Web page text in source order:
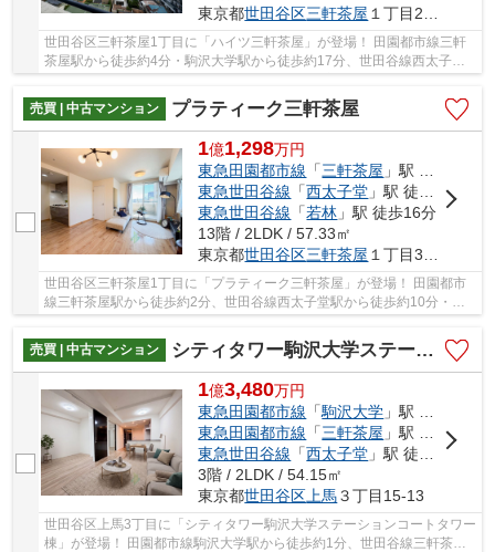
東京都世田谷区三軒茶屋 １丁目29-13
世田谷区三軒茶屋1丁目に「ハイツ三軒茶屋」が登場！ 田園都市線三軒
茶屋駅から徒歩約4分・駒沢大学駅から徒歩約17分、世田谷線西太子堂
売買 | 中古マンション
プラティーク三軒茶屋
1億1,298万円
東急田園都市線 「三軒茶屋 」駅 徒歩2分
東急世田谷線 「西太子堂 」駅 徒歩10分
東急世田谷線 「若林 」駅 徒歩16分
13階 / 2LDK / 57.33㎡
東京都世田谷区三軒茶屋 １丁目32-8
世田谷区三軒茶屋1丁目に「プラティーク三軒茶屋」が登場！ 田園都市
線三軒茶屋駅から徒歩約2分、世田谷線西太子堂駅から徒歩約10分・若
林駅から徒歩約16分。 2路線3駅利用可能な便利...
売買 | 中古マンション
シティタワー駒沢大学ステーションコートタワー棟
1億3,480万円
東急田園都市線 「駒沢大学 」駅 徒歩1分
東急田園都市線 「三軒茶屋 」駅 徒歩18分
東急世田谷線 「西太子堂 」駅 徒歩20分
3階 / 2LDK / 54.15㎡
東京都世田谷区 上馬３丁目15-13
世田谷区上馬3丁目に「シティタワー駒沢大学ステーションコートタワー
棟」が登場！ 田園都市線駒沢大学駅から徒歩約1分、世田谷線三軒茶屋